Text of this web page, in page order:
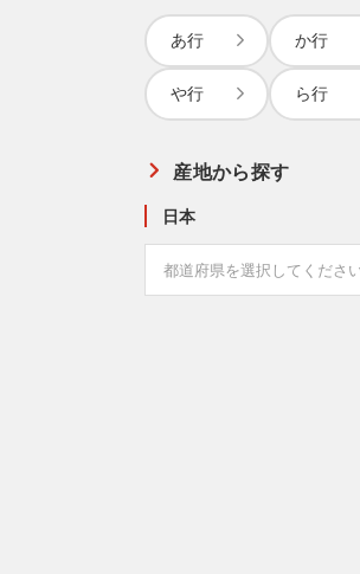
あ行 か行
や行 ら行
産地から探す
日本